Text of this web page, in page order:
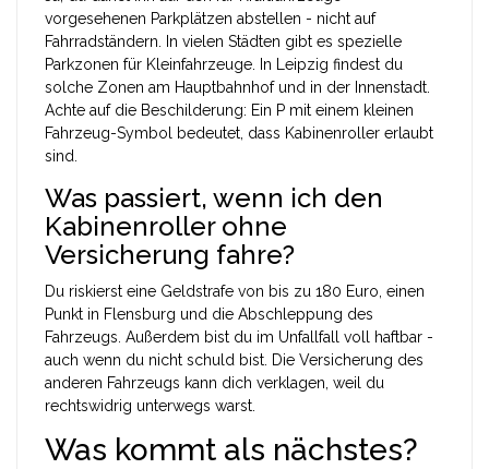
vorgesehenen Parkplätzen abstellen - nicht auf
Fahrradständern. In vielen Städten gibt es spezielle
Parkzonen für Kleinfahrzeuge. In Leipzig findest du
solche Zonen am Hauptbahnhof und in der Innenstadt.
Achte auf die Beschilderung: Ein P mit einem kleinen
Fahrzeug-Symbol bedeutet, dass Kabinenroller erlaubt
sind.
Was passiert, wenn ich den
Kabinenroller ohne
Versicherung fahre?
Du riskierst eine Geldstrafe von bis zu 180 Euro, einen
Punkt in Flensburg und die Abschleppung des
Fahrzeugs. Außerdem bist du im Unfallfall voll haftbar -
auch wenn du nicht schuld bist. Die Versicherung des
anderen Fahrzeugs kann dich verklagen, weil du
rechtswidrig unterwegs warst.
Was kommt als nächstes?